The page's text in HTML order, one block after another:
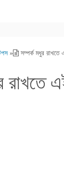
» সম্পর্ক মধুর রাখতে
রাখতে